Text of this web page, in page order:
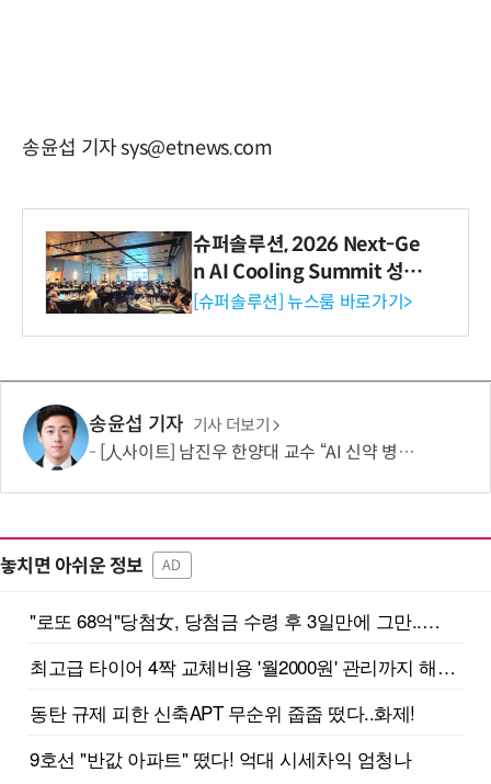
송윤섭 기자 sys@etnews.com
슈퍼솔루션, 2026 Next-Ge
n AI Cooling Summit 성황
리 성료
[슈퍼솔루션] 뉴스룸 바로가기>
송윤섭 기자 기사 더보기
[人사이트] 남진우 한양대 교수 “AI 신약 병목, K-문샷으로 극복해 개발 속도 10배 향상”
놓치면 아쉬운 정보 AD